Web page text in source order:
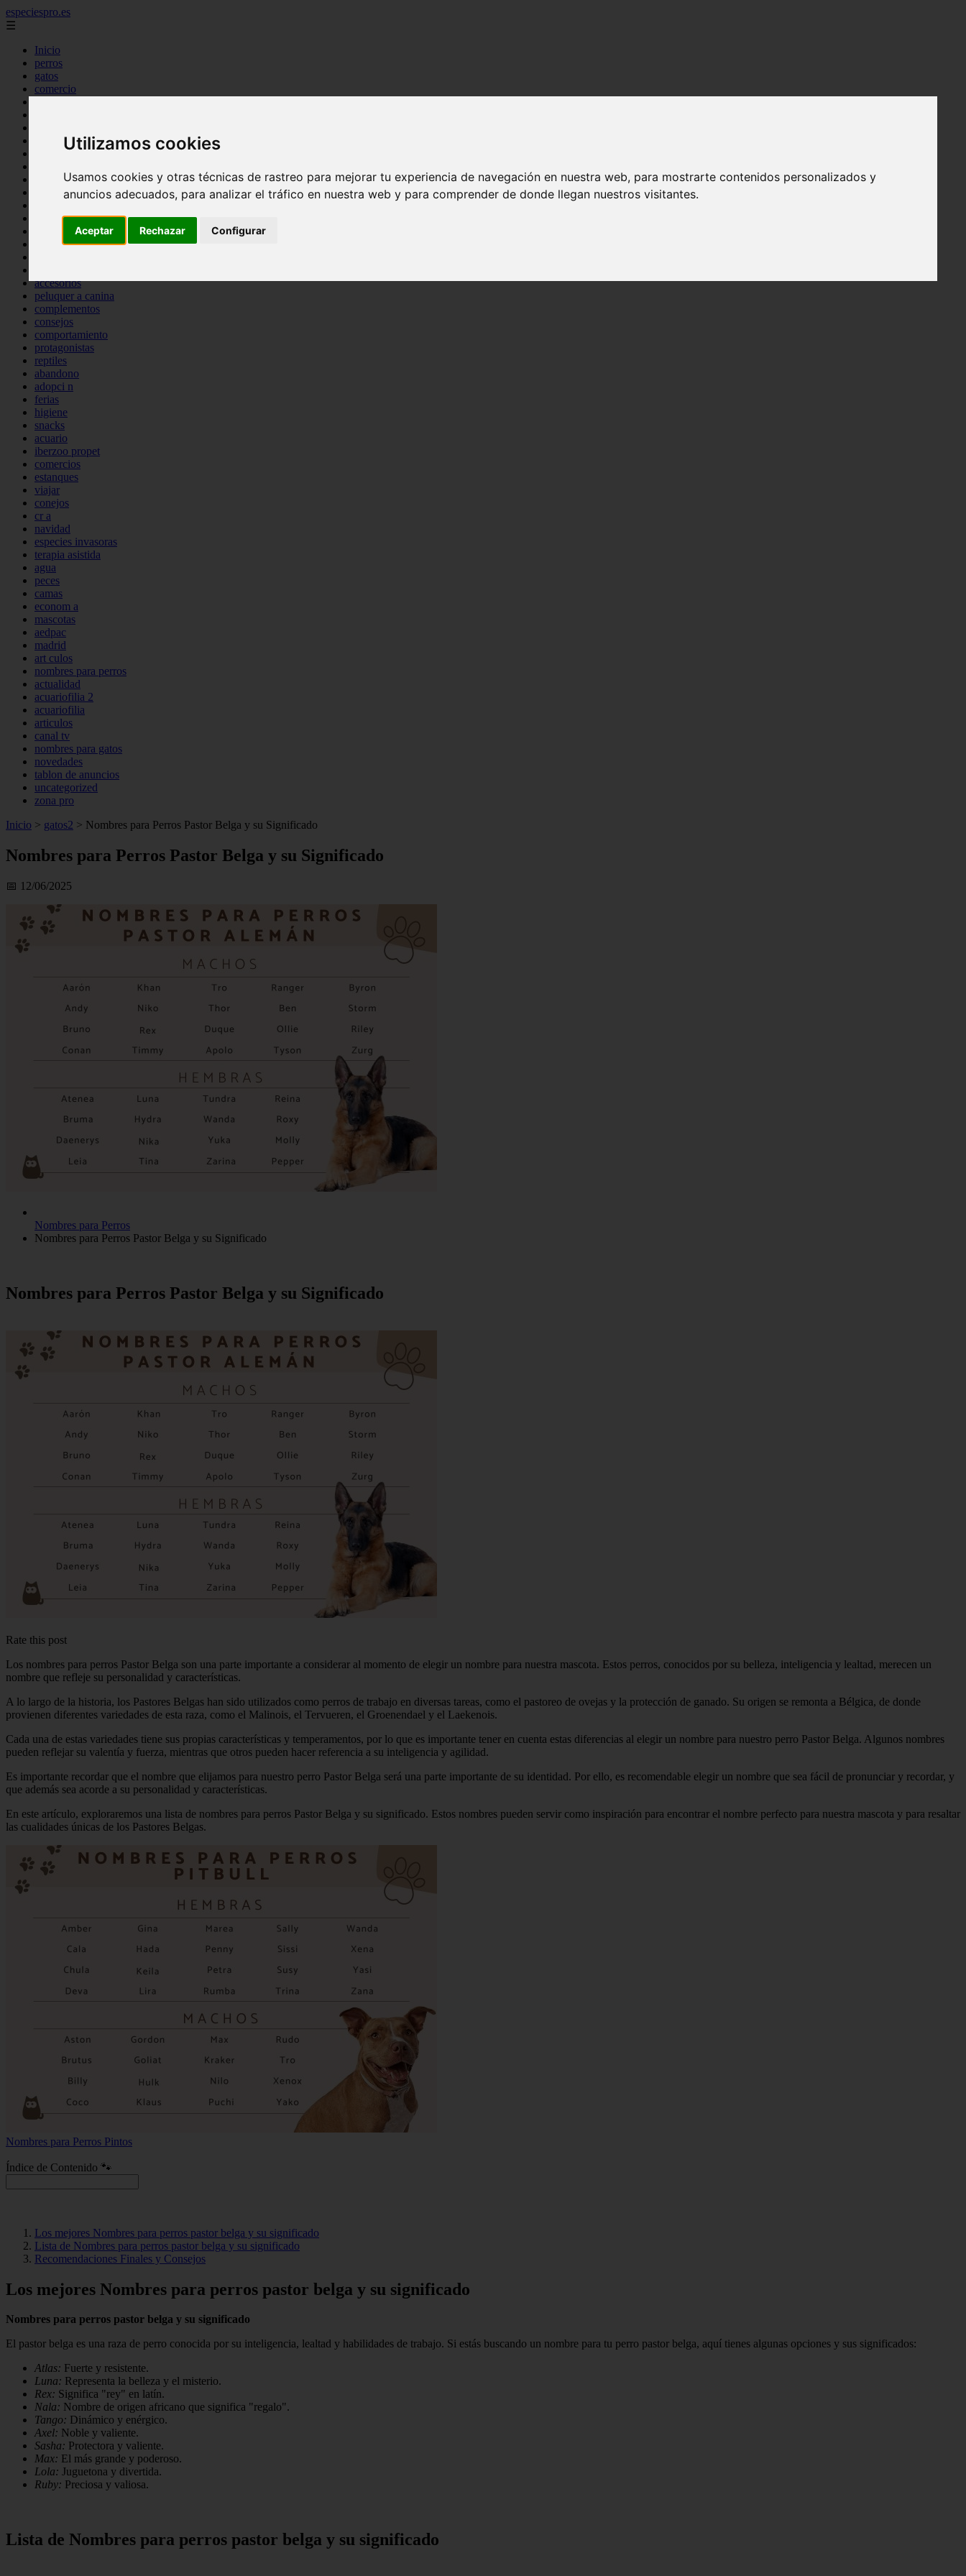
Utilizamos cookies
Usamos cookies y otras técnicas de rastreo para mejorar tu experiencia de navegación en nuestra web, para mostrarte contenidos personalizados y
anuncios adecuados, para analizar el tráfico en nuestra web y para comprender de donde llegan nuestros visitantes.
Aceptar Rechazar Configurar
especiespro.es
☰
Inicio
perros
gatos
comercio
tenencia responsable
mantenimiento
bienestar
peque os mam feros
verano
accesorios
peluquer a canina
complementos
consejos
comportamiento
protagonistas
reptiles
abandono
adopci n
ferias
higiene
snacks
acuario
iberzoo propet
comercios
estanques
viajar
conejos
cr a
navidad
especies invasoras
terapia asistida
agua
peces
camas
econom a
mascotas
aedpac
madrid
art culos
nombres para perros
actualidad
acuariofilia 2
acuariofilia
articulos
canal tv
nombres para gatos
novedades
tablon de anuncios
uncategorized
zona pro
Inicio > gatos2 > Nombres para Perros Pastor Belga y su Significado
Nombres para Perros Pastor Belga y su Significado
📅 12/06/2025
Nombres para Perros
Nombres para Perros Pastor Belga y su Significado
Nombres para Perros Pastor Belga y su Significado
Rate this post
Los nombres para perros Pastor Belga son una parte importante a considerar al momento de elegir un nombre para nuestra mascota. Estos perros, conocidos por su belleza, inteligencia y lealtad, merecen un
nombre que refleje su personalidad y características.
A lo largo de la historia, los Pastores Belgas han sido utilizados como perros de trabajo en diversas tareas, como el pastoreo de ovejas y la protección de ganado. Su origen se remonta a Bélgica, de donde
provienen diferentes variedades de esta raza, como el Malinois, el Tervueren, el Groenendael y el Laekenois.
Cada una de estas variedades tiene sus propias características y temperamentos, por lo que es importante tener en cuenta estas diferencias al elegir un nombre para nuestro perro Pastor Belga. Algunos nombres
pueden reflejar su valentía y fuerza, mientras que otros pueden hacer referencia a su inteligencia y agilidad.
Es importante recordar que el nombre que elijamos para nuestro perro Pastor Belga será una parte importante de su identidad. Por ello, es recomendable elegir un nombre que sea fácil de pronunciar y recordar, y
que además sea acorde a su personalidad y características.
En este artículo, exploraremos una lista de nombres para perros Pastor Belga y su significado. Estos nombres pueden servir como inspiración para encontrar el nombre perfecto para nuestra mascota y para resaltar
las cualidades únicas de los Pastores Belgas.
Nombres para Perros Pintos
Índice de Contenido 🐾
Los mejores Nombres para perros pastor belga y su significado
Lista de Nombres para perros pastor belga y su significado
Recomendaciones Finales y Consejos
Los mejores Nombres para perros pastor belga y su significado
Nombres para perros pastor belga y su significado
El pastor belga es una raza de perro conocida por su inteligencia, lealtad y habilidades de trabajo. Si estás buscando un nombre para tu perro pastor belga, aquí tienes algunas opciones y sus significados:
Atlas: Fuerte y resistente.
Luna: Representa la belleza y el misterio.
Rex: Significa "rey" en latín.
Nala: Nombre de origen africano que significa "regalo".
Tango: Dinámico y enérgico.
Axel: Noble y valiente.
Sasha: Protectora y valiente.
Max: El más grande y poderoso.
Lola: Juguetona y divertida.
Ruby: Preciosa y valiosa.
Lista de Nombres para perros pastor belga y su significado